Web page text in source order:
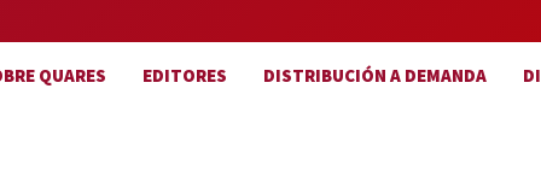
QUARES EDITORES DISTRIBUCIÓN A DEMANDA